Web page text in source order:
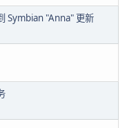
Symbian "Anna" 更新